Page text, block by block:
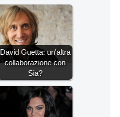
David Guetta: un'altra
collaborazione con
Sia?